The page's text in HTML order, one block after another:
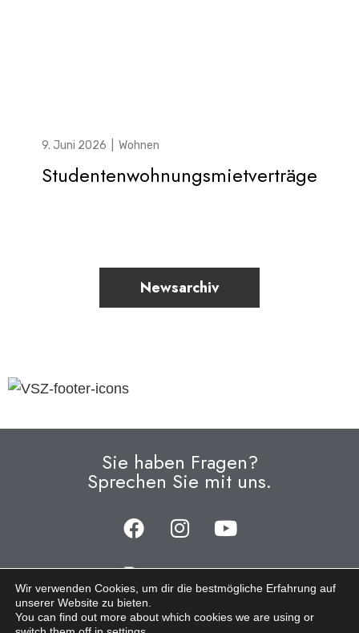
9. Juni 2026 Wohnen
Studentenwohnungsmietverträge
Newsarchiv
Sie haben Fragen?
Sprechen Sie mit uns.
© 2023 Verbraucherschutzzentrale • Hosting by
Wir verwenden Cookies, um dir die bestmögliche Erfahrung auf
unserer Website zu bieten.
You can find out more about which cookies we are using or